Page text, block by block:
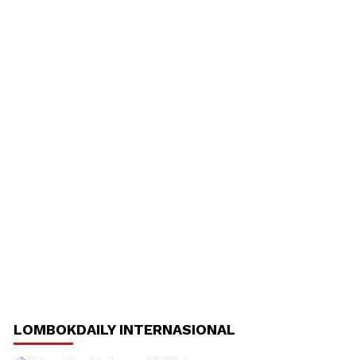
LOMBOKDAILY INTERNASIONAL